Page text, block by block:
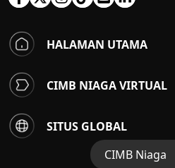
HALAMAN UTAMA
CIMB NIAGA VIRTUAL
SITUS GLOBAL
CIMB Niaga